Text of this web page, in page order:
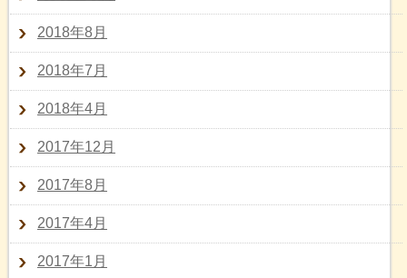
2018年8月
2018年7月
2018年4月
2017年12月
2017年8月
2017年4月
2017年1月